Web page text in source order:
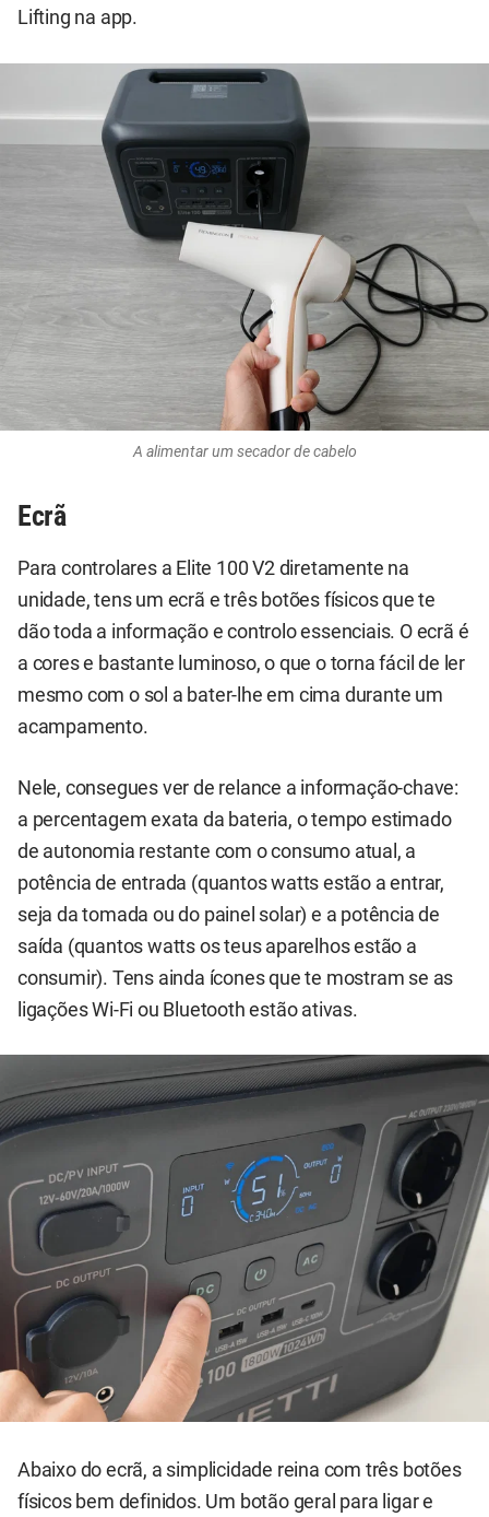
Lifting na app.
A alimentar um secador de cabelo
Ecrã
Para controlares a Elite 100 V2 diretamente na
unidade, tens um ecrã e três botões físicos que te
dão toda a informação e controlo essenciais. O ecrã é
a cores e bastante luminoso, o que o torna fácil de ler
mesmo com o sol a bater-lhe em cima durante um
acampamento.
Nele, consegues ver de relance a informação-chave:
a percentagem exata da bateria, o tempo estimado
de autonomia restante com o consumo atual, a
potência de entrada (quantos watts estão a entrar,
seja da tomada ou do painel solar) e a potência de
saída (quantos watts os teus aparelhos estão a
consumir). Tens ainda ícones que te mostram se as
ligações Wi-Fi ou Bluetooth estão ativas.
Abaixo do ecrã, a simplicidade reina com três botões
físicos bem definidos. Um botão geral para ligar e